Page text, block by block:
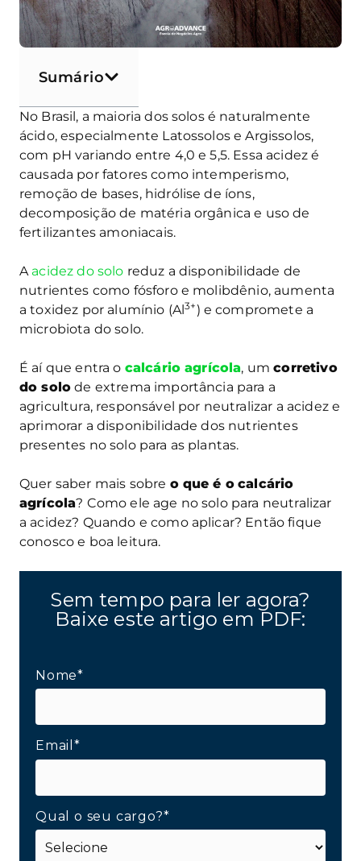
Sumário
No Brasil, a maioria dos solos é naturalmente
ácido, especialmente Latossolos e Argissolos,
com pH variando entre 4,0 e 5,5. Essa acidez é
causada por fatores como intemperismo,
remoção de bases, hidrólise de íons,
decomposição de matéria orgânica e uso de
fertilizantes amoniacais.
A acidez do solo reduz a disponibilidade de
nutrientes como fósforo e molibdênio, aumenta
a toxidez por alumínio (Al3+) e compromete a
microbiota do solo.
É aí que entra o calcário agrícola, umcorretivo
do solo de extrema importância para a
agricultura, responsável por neutralizar a acidez e
aprimorar a disponibilidade dos nutrientes
presentes no solo para as plantas.
Quer saber mais sobre o que é o calcário
agrícola? Como ele age no solo para neutralizar
a acidez? Quando e como aplicar? Então fique
conosco e boa leitura.
Sem tempo para ler agora?
Baixe este artigo em PDF:
Nome*
Email*
Qual o seu cargo?*